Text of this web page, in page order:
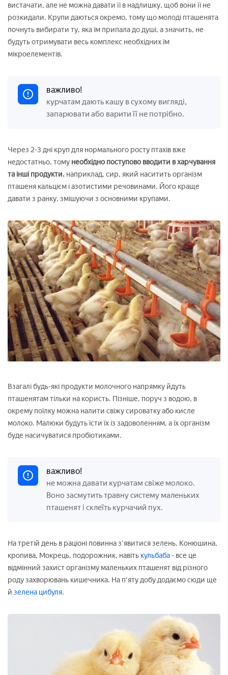
вистачати, але не можна давати її в надлишку, щоб вони її не
розкидали. Крупи даються окремо, тому що молоді пташенята
почнуть вибирати ту, яка їм припала до душі, а значить, не
будуть отримувати весь комплекс необхідних їм
мікроелементів.
важливо!
курчатам дають кашу в сухому вигляді,
запарювати або варити її не потрібно.
Через 2-3 дні круп для нормального росту птахів вже
недостатньо, тому необхідно поступово вводити в харчування
та інші продукти. наприклад, сир, який наситить організм
пташеня кальцієм і азотистими речовинами. Його краще
давати з ранку, змішуючи з основними крупами.
Взагалі будь-які продукти молочного напрямку йдуть
пташенятам тільки на користь. Пізніше, поруч з водою, в
окрему поїлку можна налити свіжу сироватку або кисле
молоко. Малюки будуть їсти їх із задоволенням, а їх організм
буде насичуватися пробіотиками.
важливо!
не можна давати курчатам свіже молоко.
Воно засмутить травну систему маленьких
пташенят і склеїть курчачий пух.
На третій день в раціоні повинна з'явитися зелень. Конюшина,
кропива, Мокрець, подорожник, навіть кульбаба - все це
відмінний захист організму маленьких пташенят від різного
роду захворювань кишечника. На п'яту добу додаємо сюди ще
й зелена цибуля.